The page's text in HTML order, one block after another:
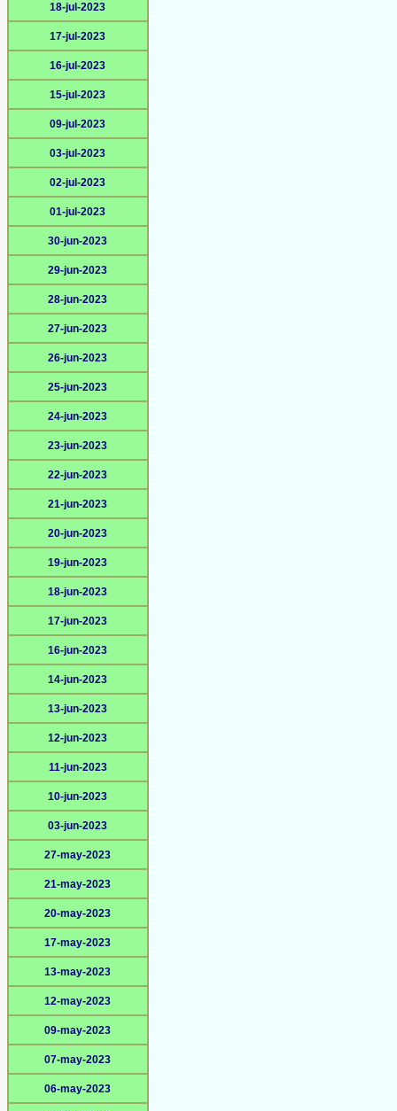
18-jul-2023
17-jul-2023
16-jul-2023
15-jul-2023
09-jul-2023
03-jul-2023
02-jul-2023
01-jul-2023
30-jun-2023
29-jun-2023
28-jun-2023
27-jun-2023
26-jun-2023
25-jun-2023
24-jun-2023
23-jun-2023
22-jun-2023
21-jun-2023
20-jun-2023
19-jun-2023
18-jun-2023
17-jun-2023
16-jun-2023
14-jun-2023
13-jun-2023
12-jun-2023
11-jun-2023
10-jun-2023
03-jun-2023
27-may-2023
21-may-2023
20-may-2023
17-may-2023
13-may-2023
12-may-2023
09-may-2023
07-may-2023
06-may-2023